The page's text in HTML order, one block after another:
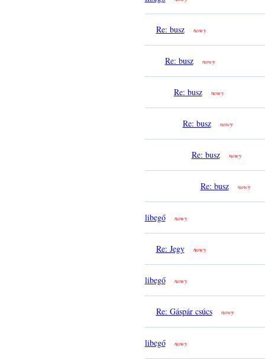
Re: busz nowy
Re: busz nowy
Re: busz nowy
Re: busz nowy
Re: busz nowy
Re: busz nowy
libegő nowy
Re: Jegy nowy
libegő nowy
Re: Gáspár csúcs nowy
libegő nowy